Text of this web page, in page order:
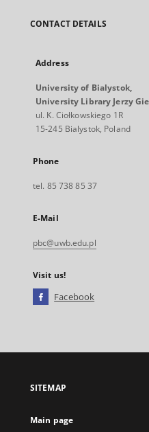
CONTACT DETAILS
Address
University of Bialystok,
University Library Jerzy
ul. K. Ciołkowskiego 1R
15-245 Bialystok, Poland
Phone
tel. 85 738 85 37
E-Mail
pbc@uwb.edu.pl
Visit us!
Facebook
open
new
SITEMAP
Main page